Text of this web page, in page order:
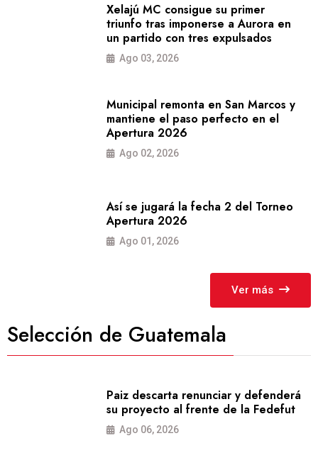
Xelajú MC consigue su primer
triunfo tras imponerse a Aurora en
un partido con tres expulsados
Ago 03, 2026
Municipal remonta en San Marcos y
mantiene el paso perfecto en el
Apertura 2026
Ago 02, 2026
Así se jugará la fecha 2 del Torneo
Apertura 2026
Ago 01, 2026
Ver más
Selección de Guatemala
Paiz descarta renunciar y defenderá
su proyecto al frente de la Fedefut
Ago 06, 2026